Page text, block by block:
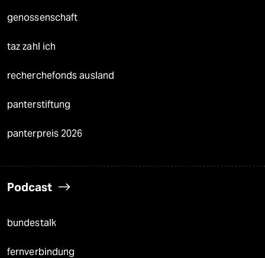
genossenschaft
taz zahl ich
recherchefonds ausland
panterstiftung
panterpreis 2026
Podcast
bundestalk
fernverbindung